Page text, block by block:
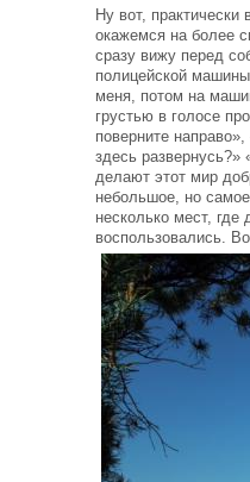
Ну вот,
окажемся на более
сразу вижу перед
полицейской
меня, потом на
грустью в голосе
поверните
здесь
делают этот мир
небольшое, но
несколько мест,
воспользовались.